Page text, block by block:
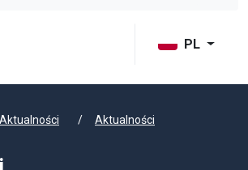
PL
witryny
na YouTube
Aktualności Aktualności